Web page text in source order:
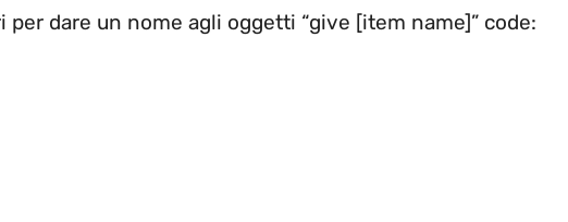
per dare un nome agli oggetti “give [item name]” code: